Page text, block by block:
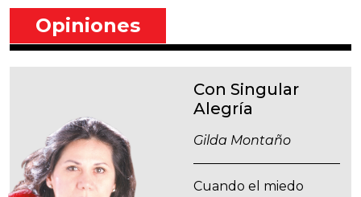
Opiniones
Con Singular
Alegría
Gilda Montaño
Cuando el miedo